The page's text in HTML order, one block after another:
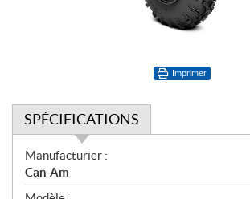
Imprimer
SPÉCIFICATIONS
S
p
é
Manufacturier :
Can-Am